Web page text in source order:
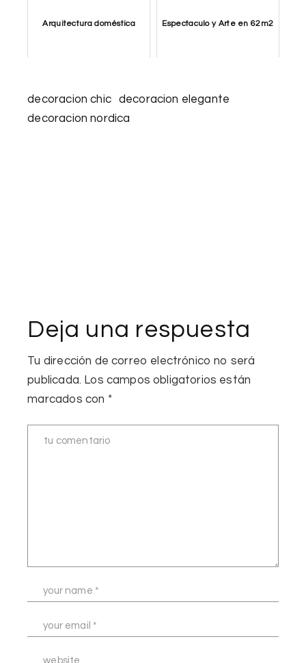
Arquitectura doméstica Espectaculo y Arte en 62m2
decoracion chic
decoracion elegante
decoracion nordica
Deja una respuesta
Tu dirección de correo electrónico no será
publicada. Los campos obligatorios están
marcados con *